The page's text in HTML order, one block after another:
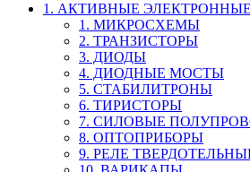
1. АКТИВНЫЕ
1. МИКРОСХЕМЫ
2. ТРАНЗИСТОРЫ
3. ДИОДЫ
4. ДИОДНЫЕ МОСТЫ
5. СТАБИЛИТРОНЫ
6. ТИРИСТОРЫ
7. СИЛОВЫЕ
8. ОПТОПРИБОРЫ
9. РЕЛЕ